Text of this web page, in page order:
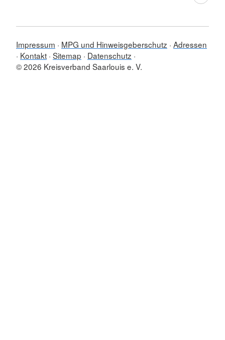
Impressum MPG und Hinweisgeberschutz Adressen
Kontakt Sitemap
Datenschutz
© 2026 Kreisverband Saarlouis e. V.